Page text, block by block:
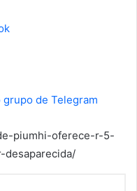
de Telegram
piumhi-oferece-r-5-
desaparecida/